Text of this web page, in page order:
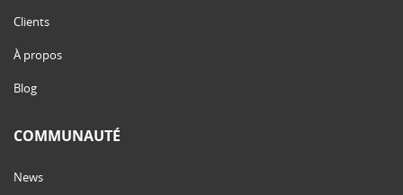
Clients
À propos
Blog
COMMUNAUTÉ
News